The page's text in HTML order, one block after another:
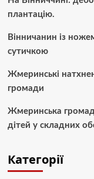
плантацію.
Вінничанин із
сутичкою
Жмеринські
громади
Жмеринська
дітей у складних
Категорії